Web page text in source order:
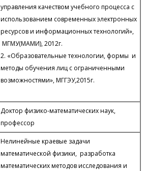
управления качеством учебного процесса с
использованием современных электронных
ресурсов и информационных технологий»,
МГМУ(МАМИ), 2012г.
2. «Образовательные технологии, формы и
методы обучения лиц с ограниченными
возможностями», МГГЭУ,2015г.
Доктор физико-математических наук,
профессор
Нелинейные краевые задачи
математической физики, разработка
математических методов исследования и